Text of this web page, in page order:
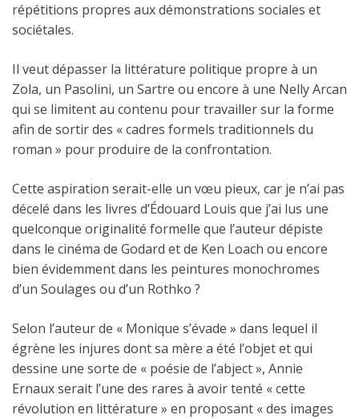
répétitions propres aux démonstrations sociales et
sociétales.
Il veut dépasser la littérature politique propre à un
Zola, un Pasolini, un Sartre ou encore à une Nelly Arcan
qui se limitent au contenu pour travailler sur la forme
afin de sortir des « cadres formels traditionnels du
roman » pour produire de la confrontation.
Cette aspiration serait-elle un vœu pieux, car je n’ai pas
décelé dans les livres d’Édouard Louis que j’ai lus une
quelconque originalité formelle que l’auteur dépiste
dans le cinéma de Godard et de Ken Loach ou encore
bien évidemment dans les peintures monochromes
d’un Soulages ou d’un Rothko ?
Selon l’auteur de « Monique s’évade » dans lequel il
égrène les injures dont sa mère a été l’objet et qui
dessine une sorte de « poésie de l’abject », Annie
Ernaux serait l’une des rares à avoir tenté « cette
révolution en littérature » en proposant « des images